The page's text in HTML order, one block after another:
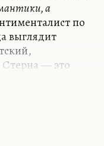
а
по
выглядит
— это
— это тоже
как
И даже
старше